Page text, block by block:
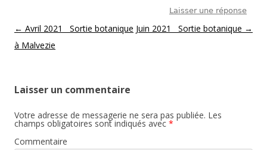
Laisser une réponse
Post navigation
← Avril 2021 Sortie botanique
à Malvezie
Juin 2021 Sortie botanique →
Laisser un commentaire
Votre adresse de messagerie ne sera pas publiée. Les
champs obligatoires sont indiqués avec *
Commentaire